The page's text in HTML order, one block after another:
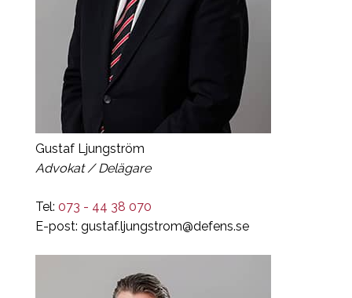
Gustaf Ljungström
Advokat / Delägare
Tel: 073 - 44 38 070
E-post:gustaf.ljungstrom@defens.se